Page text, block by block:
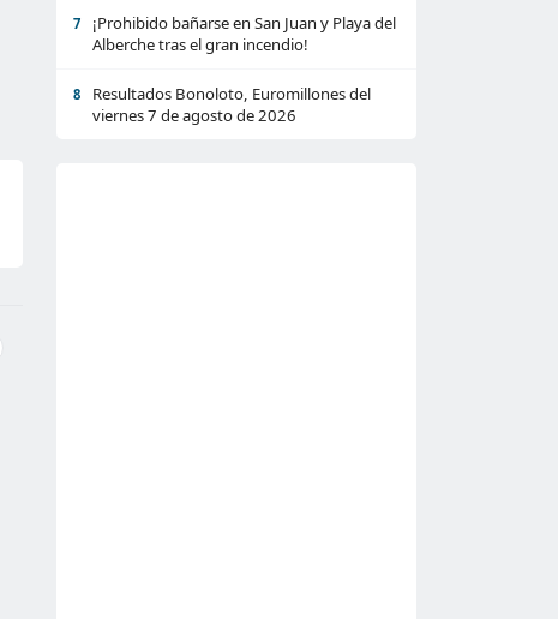
7
¡Prohibido bañarse en San Juan y Playa del
Alberche tras el gran incendio!
8
Resultados Bonoloto, Euromillones del
viernes 7 de agosto de 2026